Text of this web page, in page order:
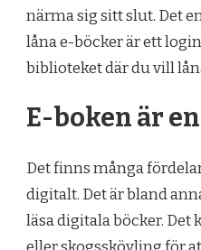
närma sig sitt slut. Det
låna e-böcker är ett
biblioteket där du vill
E-boken är
Det finns många
digitalt. Det är bland
läsa digitala böcker. Det